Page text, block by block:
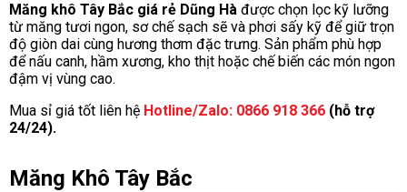
Măng khô Tây Bắc giá rẻ Dũng Hà được chọn lọc kỹ lưỡng
từ măng tươi ngon, sơ chế sạch sẽ và phơi sấy kỹ để giữ trọn
độ giòn dai cùng hương thơm đặc trưng. Sản phẩm phù hợp
để nấu canh, hầm xương, kho thịt hoặc chế biến các món ngon
đậm vị vùng cao.
Mua sỉ giá tốt liên hệ Hotline/Zalo: 0866 918 366 (hỗ trợ
24/24).
Măng Khô Tây Bắc